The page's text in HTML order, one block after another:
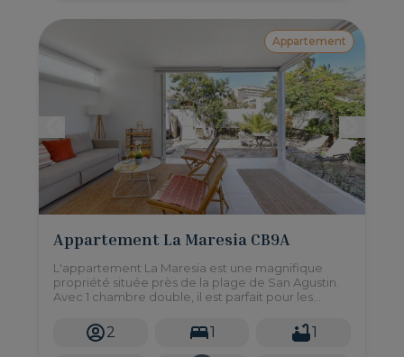
Appartement
Appartement La Maresia CB9A
L'appartement La Maresia est une magnifique
propriété située près de la plage de San Agustin.
Avec 1 chambre double, il est parfait pour les
lever du soleil et du bruit de la mer à chaque
instant.
2 1 1